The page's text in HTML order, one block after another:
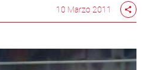
10 Marzo 2011 share